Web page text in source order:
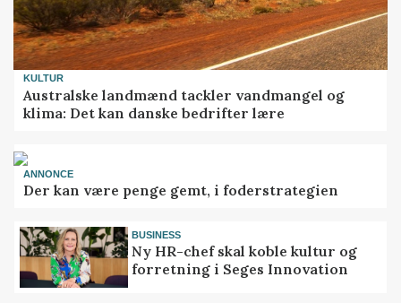
KULTUR
Australske landmænd tackler vandmangel og
klima: Det kan danske bedrifter lære
ANNONCE
Der kan være penge gemt, i foderstrategien
BUSINESS
Ny HR-chef skal koble kultur og
forretning i Seges Innovation